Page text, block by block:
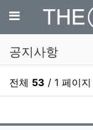
메뉴
공지사항
전체 53 / 1 페이지